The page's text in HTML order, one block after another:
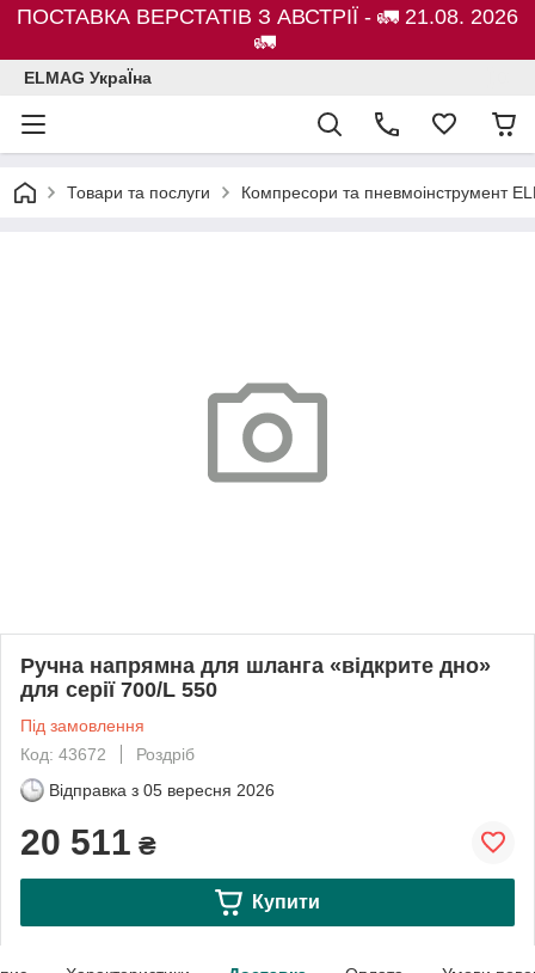
ПОСТАВКА ВЕРСТАТІВ З АВСТРІЇ - 🚛 21.08. 2026
🚛
ELMAG УкраЇна
Товари та послуги Компресори та пневмоінструмент
Ручна напрямна для шланга «відкрите дно»
для серії 700/L 550
Під замовлення
Код: 43672
Роздріб
Відправка з 05 вересня 2026
20 511 ₴
Купити